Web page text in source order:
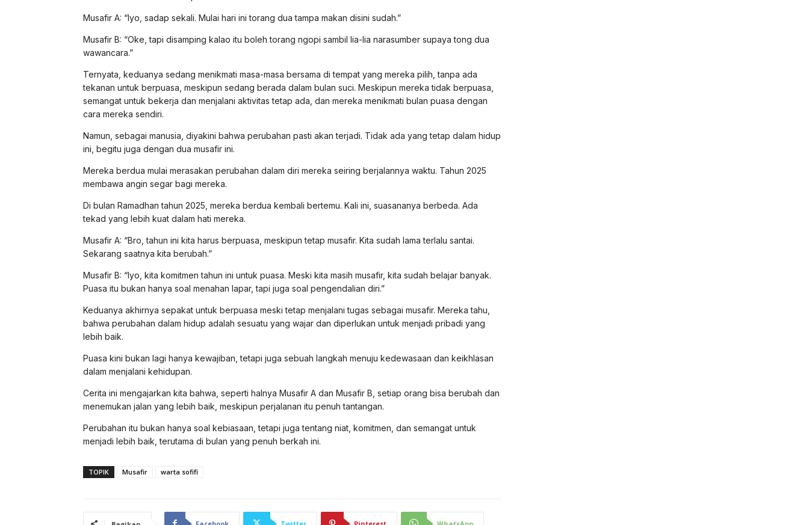
Musafir A: “Iyo, sadap sekali. Mulai hari ini torang dua tampa makan disini sudah.”
Musafir B: “Oke, tapi disamping kalao itu boleh torang ngopi sambil lia-lia narasumber supaya tong dua
wawancara.”
Ternyata, keduanya sedang menikmati masa-masa bersama di tempat yang mereka pilih, tanpa ada
tekanan untuk berpuasa, meskipun sedang berada dalam bulan suci. Meskipun mereka tidak berpuasa,
semangat untuk bekerja dan menjalani aktivitas tetap ada, dan mereka menikmati bulan puasa dengan
cara mereka sendiri.
Namun, sebagai manusia, diyakini bahwa perubahan pasti akan terjadi. Tidak ada yang tetap dalam hidup
ini, begitu juga dengan dua musafir ini.
Mereka berdua mulai merasakan perubahan dalam diri mereka seiring berjalannya waktu. Tahun 2025
membawa angin segar bagi mereka.
Di bulan Ramadhan tahun 2025, mereka berdua kembali bertemu. Kali ini, suasananya berbeda. Ada
tekad yang lebih kuat dalam hati mereka.
Musafir A: “Bro, tahun ini kita harus berpuasa, meskipun tetap musafir. Kita sudah lama terlalu santai.
Sekarang saatnya kita berubah.”
Musafir B: “Iyo, kita komitmen tahun ini untuk puasa. Meski kita masih musafir, kita sudah belajar banyak.
Puasa itu bukan hanya soal menahan lapar, tapi juga soal pengendalian diri.”
Keduanya akhirnya sepakat untuk berpuasa meski tetap menjalani tugas sebagai musafir. Mereka tahu,
bahwa perubahan dalam hidup adalah sesuatu yang wajar dan diperlukan untuk menjadi pribadi yang
lebih baik.
Puasa kini bukan lagi hanya kewajiban, tetapi juga sebuah langkah menuju kedewasaan dan keikhlasan
dalam menjalani kehidupan.
Cerita ini mengajarkan kita bahwa, seperti halnya Musafir A dan Musafir B, setiap orang bisa berubah dan
menemukan jalan yang lebih baik, meskipun perjalanan itu penuh tantangan.
Perubahan itu bukan hanya soal kebiasaan, tetapi juga tentang niat, komitmen, dan semangat untuk
menjadi lebih baik, terutama di bulan yang penuh berkah ini.
TOPIK Musafir warta sofifi